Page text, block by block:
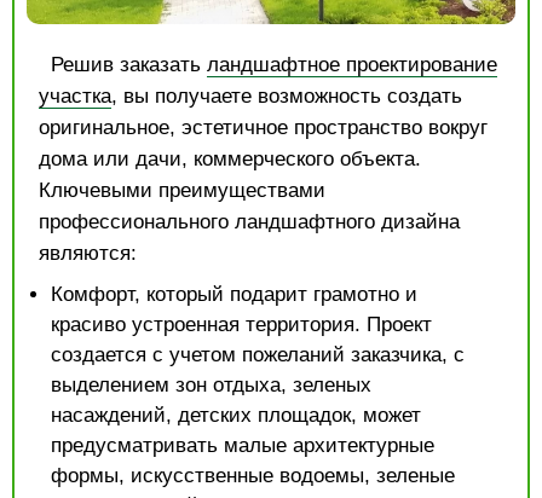
Решив заказать ландшафтное проектирование
участка, вы получаете возможность создать
оригинальное, эстетичное пространство вокруг
дома или дачи, коммерческого объекта.
Ключевыми преимуществами
профессионального ландшафтного дизайна
являются:
Комфорт, который подарит грамотно и
красиво устроенная территория. Проект
создается с учетом пожеланий заказчика, с
выделением зон отдыха, зеленых
насаждений, детских площадок, может
предусматривать малые архитектурные
формы, искусственные водоемы, зеленые